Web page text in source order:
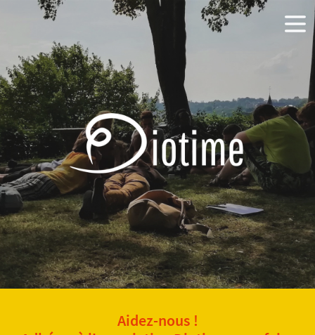
Aidez-nous !